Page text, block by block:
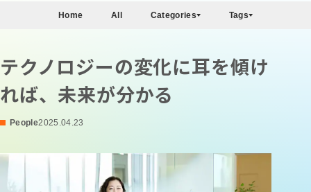
Home All Categories Tags
テクノロジーの変化に耳を傾け
れば、未来が分かる
People2025.04.23